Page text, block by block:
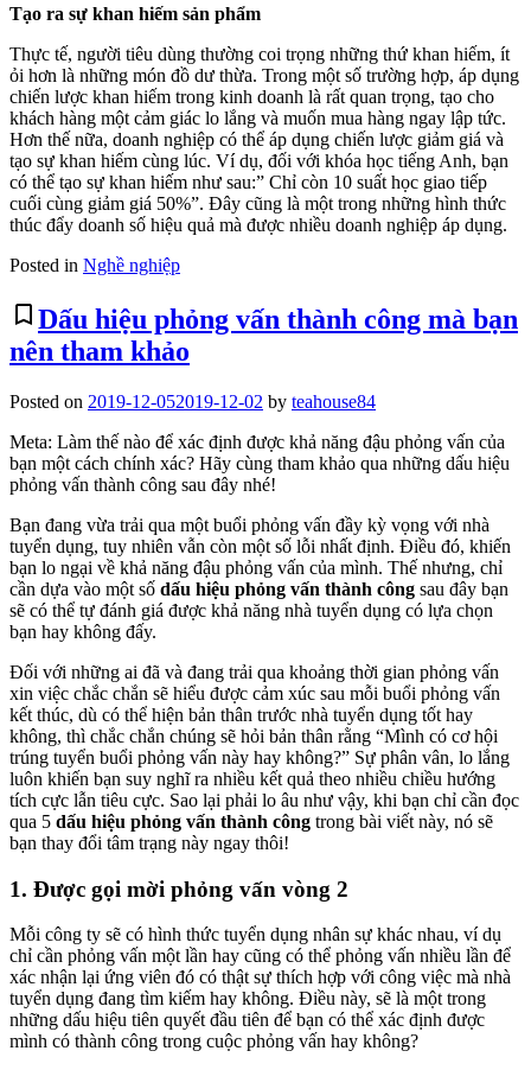
Tạo ra sự khan hiếm sản phẩm
Thực tế, người tiêu dùng thường coi trọng những thứ khan hiếm, ít
ỏi hơn là những món đồ dư thừa. Trong một số trường hợp, áp dụng
chiến lược khan hiếm trong kinh doanh là rất quan trọng, tạo cho
khách hàng một cảm giác lo lắng và muốn mua hàng ngay lập tức.
Hơn thế nữa, doanh nghiệp có thể áp dụng chiến lược giảm giá và
tạo sự khan hiếm cùng lúc. Ví dụ, đối với khóa học tiếng Anh, bạn
có thể tạo sự khan hiếm như sau:” Chỉ còn 10 suất học giao tiếp
cuối cùng giảm giá 50%”. Đây cũng là một trong những hình thức
thúc đẩy doanh số hiệu quả mà được nhiều doanh nghiệp áp dụng.
Posted in Nghề nghiệp
bookmark_border Dấu hiệu phỏng vấn thành công mà bạn
nên tham khảo
Posted on 2019-12-052019-12-02 by teahouse84
Meta: Làm thế nào để xác định được khả năng đậu phỏng vấn của
bạn một cách chính xác? Hãy cùng tham khảo qua những dấu hiệu
phỏng vấn thành công sau đây nhé!
Bạn đang vừa trải qua một buổi phỏng vấn đầy kỳ vọng với nhà
tuyển dụng, tuy nhiên vẫn còn một số lỗi nhất định. Điều đó, khiến
bạn lo ngại về khả năng đậu phỏng vấn của mình. Thế nhưng, chỉ
cần dựa vào một số dấu hiệu phỏng vấn thành công sau đây bạn
sẽ có thể tự đánh giá được khả năng nhà tuyển dụng có lựa chọn
bạn hay không đấy.
Đối với những ai đã và đang trải qua khoảng thời gian phỏng vấn
xin việc chắc chắn sẽ hiểu được cảm xúc sau mỗi buổi phỏng vấn
kết thúc, dù có thể hiện bản thân trước nhà tuyển dụng tốt hay
không, thì chắc chắn chúng sẽ hỏi bản thân rằng “Mình có cơ hội
trúng tuyển buổi phỏng vấn này hay không?” Sự phân vân, lo lắng
luôn khiến bạn suy nghĩ ra nhiều kết quả theo nhiều chiều hướng
tích cực lẫn tiêu cực. Sao lại phải lo âu như vậy, khi bạn chỉ cần đọc
qua 5 dấu hiệu phỏng vấn thành công trong bài viết này, nó sẽ
bạn thay đổi tâm trạng này ngay thôi!
1. Được gọi mời phỏng vấn vòng 2
Mỗi công ty sẽ có hình thức tuyển dụng nhân sự khác nhau, ví dụ
chỉ cần phỏng vấn một lần hay cũng có thể phỏng vấn nhiều lần để
xác nhận lại ứng viên đó có thật sự thích hợp với công việc mà nhà
tuyển dụng đang tìm kiếm hay không. Điều này, sẽ là một trong
những dấu hiệu tiên quyết đầu tiên để bạn có thể xác định được
mình có thành công trong cuộc phỏng vấn hay không?